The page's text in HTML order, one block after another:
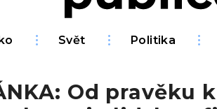
Svět Politika
Od pravěku